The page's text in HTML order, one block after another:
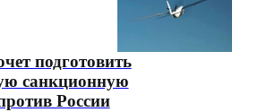
подготовить
санкционную
России